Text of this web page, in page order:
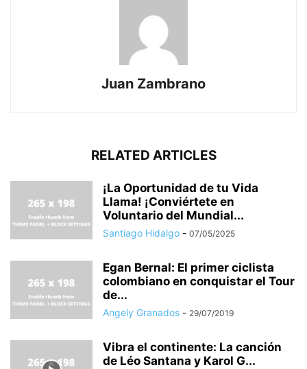
Juan Zambrano
RELATED ARTICLES
¡La Oportunidad de tu Vida
Llama! ¡Conviértete en
Voluntario del Mundial...
Santiago Hidalgo - 07/05/2025
Egan Bernal: El primer ciclista
colombiano en conquistar el Tour
de...
Angely Granados - 29/07/2019
Vibra el continente: La canción
de Léo Santana y Karol G...